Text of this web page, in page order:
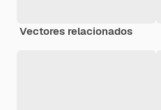
Vectores relacionados